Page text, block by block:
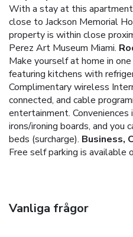
With a stay at this
close to Jackson Memorial
property is within close
Perez Art Museum Miami.
Make yourself at home in
featuring kitchens with
Complimentary wireless
connected, and cable
entertainment.
irons/ironing boards, and you
beds (surcharge). Business,
Free self parking is available
Vanliga frågor